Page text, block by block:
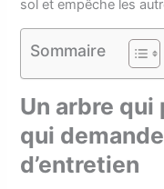
sol et empêche les
Sommaire
Un arbre
qui
d’entretien